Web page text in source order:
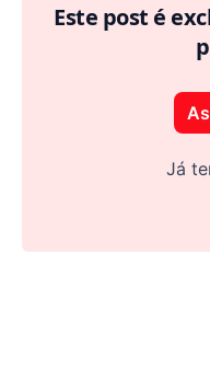
Este post é
Já